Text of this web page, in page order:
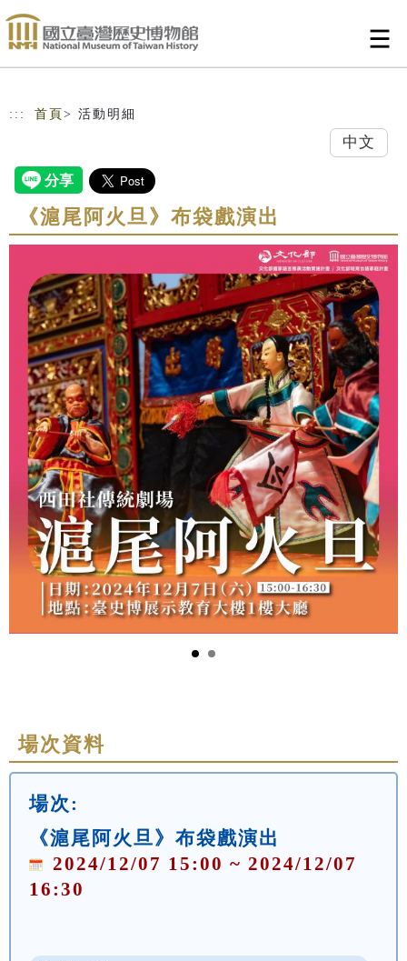
跳到主要內容
網站導覽
::: 首頁 > 活動明細
中文
《滬尾阿火旦》布袋戲演出
場次資料
場次:
《滬尾阿火旦》布袋戲演出
2024/12/07 15:00 ~ 2024/12/07
16:30